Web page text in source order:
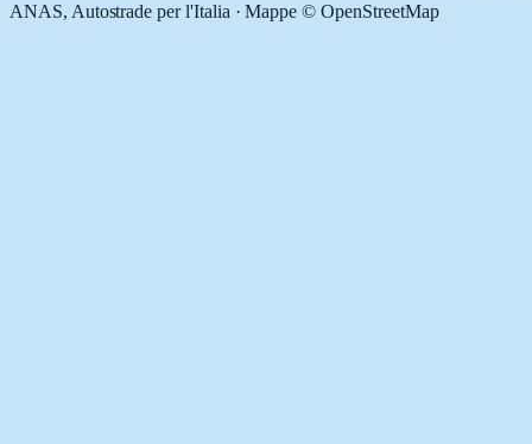
ANAS, Autostrade per l'Italia · Mappe © OpenStreetMap